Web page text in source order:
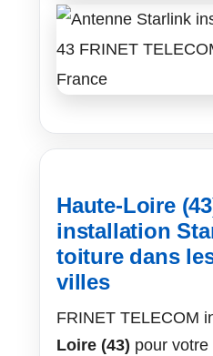
Haute-Loire
installation
toiture dans
villes
FRINET TELECOM
Loire (43) pour votre